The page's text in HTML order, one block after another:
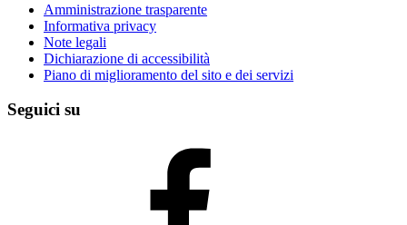
Amministrazione trasparente
Informativa privacy
Note legali
Dichiarazione di accessibilità
Piano di miglioramento del sito e dei servizi
Seguici su